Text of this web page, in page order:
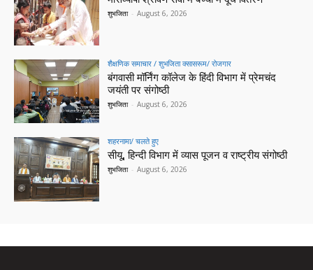
शुभजिता - August 6, 2026
शैक्षणिक समाचार / शुभजिता क्सासरूम/ रोजगार
बंगवासी मॉर्निंग कॉलेज के हिंदी विभाग में प्रेमचंद
जयंती पर संगोष्ठी
शुभजिता - August 6, 2026
शहरनामा/ चलते हुए
सीयू, हिन्दी विभाग में व्यास पूजन व राष्ट्रीय संगोष्ठी
शुभजिता - August 6, 2026